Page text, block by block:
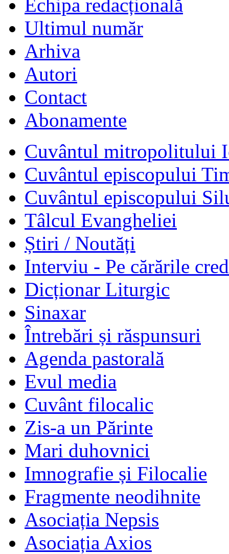
Echipa redacțională
Ultimul număr
Arhiva
Autori
Contact
Abonamente
Cuvântul mitropolitului
Cuvântul episcopului
Cuvântul episcopului
Tâlcul Evangheliei
Știri / Noutăți
Interviu - Pe cărările
Dicționar Liturgic
Sinaxar
Întrebări și răspunsuri
Agenda pastorală
Evul media
Cuvânt filocalic
Zis-a un Părinte
Mari duhovnici
Imnografie și Filocalie
Fragmente neodihnite
Asociația Nepsis
Asociația Axios